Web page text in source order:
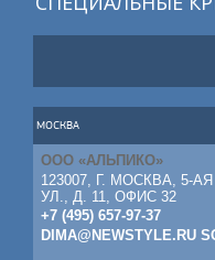
МОСКВА
ООО «АЛЬПИКО»
123007, Г. МОСКВА, 5-
УЛ., Д. 11, ОФИС 32
+7 (495) 657-97-37
DIMA@NEWSTYLE.RU